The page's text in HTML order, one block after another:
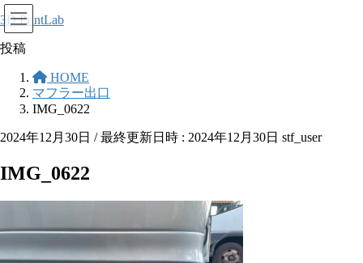
コ
ン
テ
キ
プ
ナ
ビ
ゲ
に
動
3D PrintLab
投稿
HOME
マフラー出口
IMG_0622
2024年12月30日 / 最終更新日時 : 2024年12月30日 stf_user
IMG_0622